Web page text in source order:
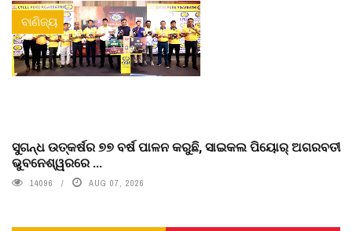
ବାଣିଜ୍ୟ
ସୁଗନ୍ଧ ଉତ୍କର୍ଷର ୭୭ ବର୍ଷ ପାଳନ କରୁଛି, ସାଇକଲ ପିୟୋର୍‌ ଅଗରବତୀ
ଭୁବନେଶ୍ୱରରେ ...
14096 AUG 07, 2026